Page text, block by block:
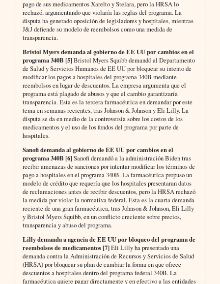
pago de sus medicamentos Xarelto y Stelara, pero la HRSA lo
rechazó, argumentando que violaría las reglas del programa. La
disputa ha generado oposición de legisladores y hospitales, mientras
J&J defiende su modelo de reembolsos como una medida de
transparencia.
Bristol Myers demanda al gobierno de EE UU por cambios en el
programa 340B [5]Bristol Myers Squibb demandó al Departamento
de Salud y Servicios Humanos de EE UU por bloquear su intento de
modificar los pagos a hospitales del programa 340B mediante
reembolsos en lugar de descuentos. La empresa argumenta que el
programa está plagado de abusos y que el cambio garantizaría
transparencia. Esta es la tercera farmacéutica en demandar por este
tema en semanas recientes, tras Johnson & Johnson y Eli Lilly. La
disputa se da en medio de la controversia sobre los costos de los
medicamentos y el uso de los fondos del programa por parte de
hospitales.
Sanofi demanda al gobierno de EE UU por cambios en el
programa 340B [6]Sanofi demandó a la administración Biden tras
recibir amenazas de sanciones por intentar modificar los términos de
pago a hospitales en el programa 340B. La farmacéutica propuso un
modelo de crédito que requería que los hospitales presentaran datos
de reclamaciones antes de recibir descuentos, pero la HRSA rechazó
la medida por violar la normativa federal. Esta es la cuarta demanda
reciente de una gran farmacéutica, tras Johnson & Johnson, Eli Lilly
y Bristol Myers Squibb, en un conflicto creciente sobre precios,
transparencia y abuso del programa.
Lilly demanda a agencia de EE UU por bloqueo del programa de
reembolsos de medicamentos [7]Eli Lilly ha presentado una
demanda contra la Administración de Recursos y Servicios de Salud
(HRSA) por bloquear su plan de cambiar la forma en que ofrece
descuentos a hospitales dentro del programa federal 340B. La
farmacéutica quiere pagar directamente y en efectivo a las entidades